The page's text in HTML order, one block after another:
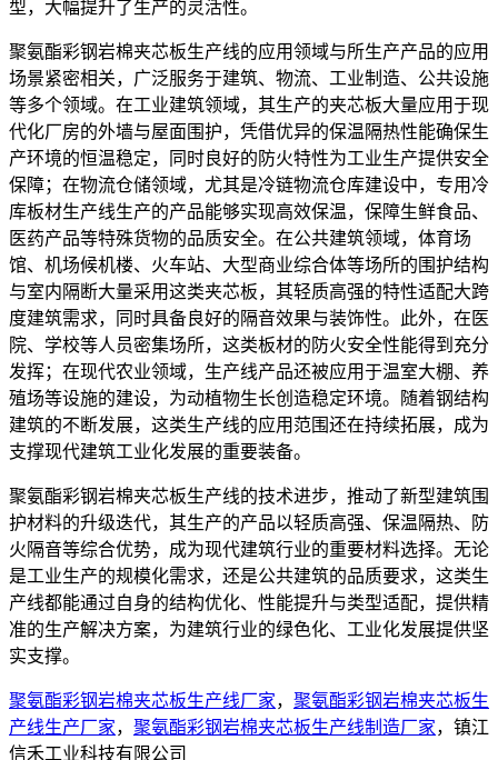
型，大幅提升了生产的灵活性。
聚氨酯彩钢岩棉夹芯板生产线的应用领域与所生产产品的应用
场景紧密相关，广泛服务于建筑、物流、工业制造、公共设施
等多个领域。在工业建筑领域，其生产的夹芯板大量应用于现
代化厂房的外墙与屋面围护，凭借优异的保温隔热性能确保生
产环境的恒温稳定，同时良好的防火特性为工业生产提供安全
保障；在物流仓储领域，尤其是冷链物流仓库建设中，专用冷
库板材生产线生产的产品能够实现高效保温，保障生鲜食品、
医药产品等特殊货物的品质安全。在公共建筑领域，体育场
馆、机场候机楼、火车站、大型商业综合体等场所的围护结构
与室内隔断大量采用这类夹芯板，其轻质高强的特性适配大跨
度建筑需求，同时具备良好的隔音效果与装饰性。此外，在医
院、学校等人员密集场所，这类板材的防火安全性能得到充分
发挥；在现代农业领域，生产线产品还被应用于温室大棚、养
殖场等设施的建设，为动植物生长创造稳定环境。随着钢结构
建筑的不断发展，这类生产线的应用范围还在持续拓展，成为
支撑现代建筑工业化发展的重要装备。
聚氨酯彩钢岩棉夹芯板生产线的技术进步，推动了新型建筑围
护材料的升级迭代，其生产的产品以轻质高强、保温隔热、防
火隔音等综合优势，成为现代建筑行业的重要材料选择。无论
是工业生产的规模化需求，还是公共建筑的品质要求，这类生
产线都能通过自身的结构优化、性能提升与类型适配，提供精
准的生产解决方案，为建筑行业的绿色化、工业化发展提供坚
实支撑。
聚氨酯彩钢岩棉夹芯板生产线厂家， 聚氨酯彩钢岩棉夹芯板生
产线生产厂家， 聚氨酯彩钢岩棉夹芯板生产线制造厂家，镇江
信禾工业科技有限公司